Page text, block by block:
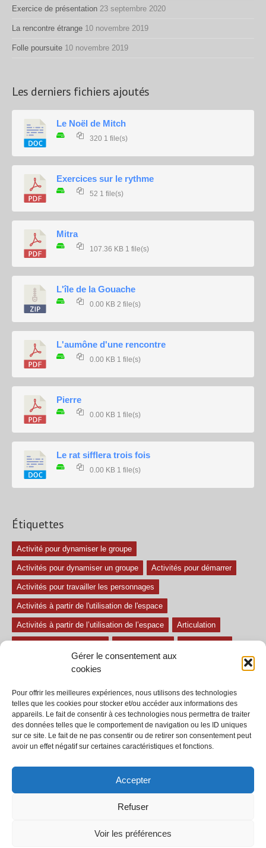
Gérer le consentement aux
cookies
Pour offrir les meilleures expériences, nous utilisons des technologies
telles que les cookies pour stocker et/ou accéder aux informations des
appareils. Le fait de consentir à ces technologies nous permettra de traiter
des données telles que le comportement de navigation ou les ID uniques
sur ce site. Le fait de ne pas consentir ou de retirer son consentement peut
avoir un effet négatif sur certaines caractéristiques et fonctions.
Accepter
Refuser
Voir les préférences
Exercice de présentation 23 septembre 2020
La rencontre étrange 10 novembre 2019
Folle poursuite 10 novembre 2019
Les derniers fichiers ajoutés
Le Noël de Mitch
320 1 file(s)
Exercices sur le rythme
52 1 file(s)
Mitra
107.36 KB 1 file(s)
L'île de la Gouache
0.00 KB 2 file(s)
L'aumône d'une rencontre
0.00 KB 1 file(s)
Pierre
0.00 KB 1 file(s)
Le rat sifflera trois fois
0.00 KB 1 file(s)
Étiquettes
Activité pour dynamiser le groupe
Activités pour dynamiser un groupe Activités pour démarrer
Activités pour travailler les personnages
Activités à partir de l'utilisation de l'espace
Activités à partir de l’utilisation de l’espace Articulation
Exercices difficiles
Le regard et la voix Pièce pour enfant Sans paroles
Secondaire séances tous les exercices
Tous les exercices de théâtre
inc.